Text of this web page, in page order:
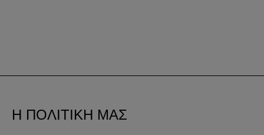
Η ΠΟΛΙΤΙΚΗ ΜΑΣ